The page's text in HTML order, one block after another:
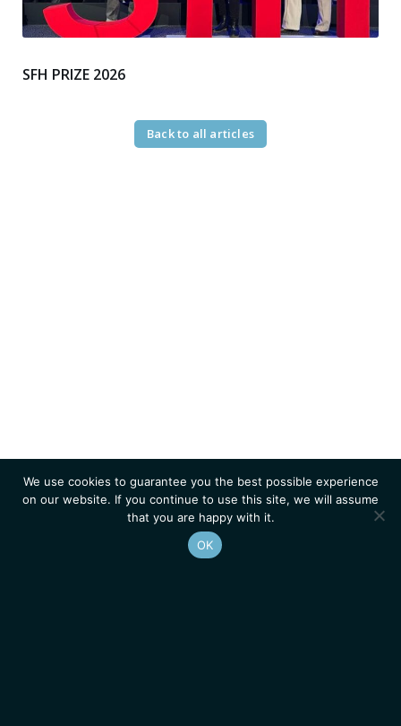
SFH PRIZE 2026
Back to all articles
We use cookies to guarantee you the best possible experience
on our website. If you continue to use this site, we will assume
that you are happy with it.
OK